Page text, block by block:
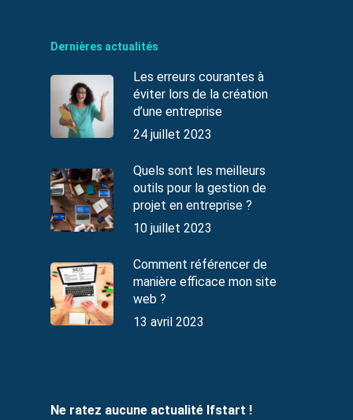
Dernières actualités
Les erreurs courantes à
éviter lors de la création
d’une entreprise
24 juillet 2023
Quels sont les meilleurs
outils pour la gestion de
projet en entreprise ?
10 juillet 2023
Comment référencer de
manière efficace mon site
web ?
13 avril 2023
Ne ratez aucune actualité Ifstart !